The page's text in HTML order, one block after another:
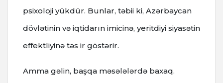
psixoloji yükdür. Bunlar, təbii ki, Azərbaycan
dövlətinin və iqtidarın imicinə, yeritdiyi siyasətin
effektliyinə təs ir göstərir.
Amma gəlin, başqa məsələlərdə baxaq.